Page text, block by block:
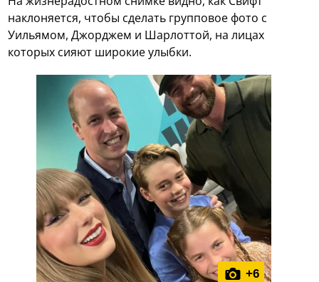
наклоняется, чтобы сделать групповое фото с
Уильямом, Джорджем и Шарлоттой, на лицах
которых сияют широкие улыбки.
+6